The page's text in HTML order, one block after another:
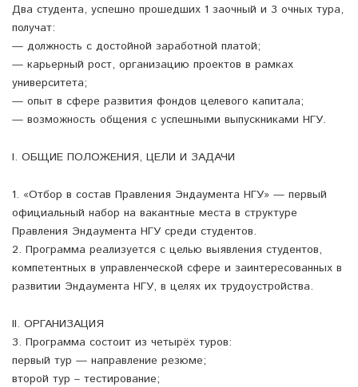
Два студента, успешно прошедших 1 заочный и 3 очных тура,
получат:
— должность с достойной заработной платой;
— карьерный рост, организацию проектов в рамках
университета;
— опыт в сфере развития фондов целевого капитала;
— возможность общения с успешными выпускниками НГУ.
I. ОБЩИЕ ПОЛОЖЕНИЯ, ЦЕЛИ И ЗАДАЧИ
1. «Отбор в состав Правления Эндаумента НГУ» — первый
официальный набор на вакантные места в структуре
Правления Эндаумента НГУ среди студентов.
2. Программа реализуется с целью выявления студентов,
компетентных в управленческой сфере и заинтересованных в
развитии Эндаумента НГУ, в целях их трудоустройства.
II. ОРГАНИЗАЦИЯ
3. Программа состоит из четырёх туров:
первый тур — направление резюме;
второй тур – тестирование;